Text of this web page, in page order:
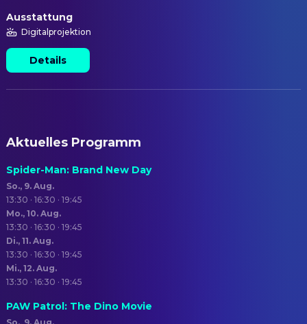
Ausstattung
Digitalprojektion
Details
Aktuelles Programm
Spider-Man: Brand New Day
So., 9. Aug.
13:30 · 16:30 · 19:45
Mo., 10. Aug.
13:30 · 16:30 · 19:45
Di., 11. Aug.
13:30 · 16:30 · 19:45
Mi., 12. Aug.
13:30 · 16:30 · 19:45
PAW Patrol: The Dino Movie